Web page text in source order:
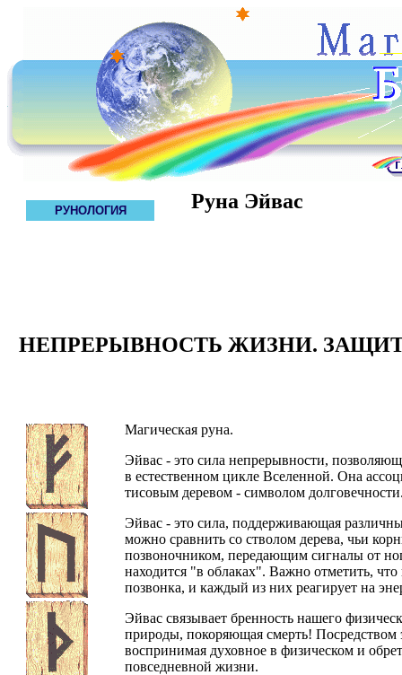
РУНОЛОГИЯ Руна Эйвас
НЕПРЕРЫВНОСТЬ ЖИЗНИ.
Магическая руна.
Эйвас - это сила непрерывности,
в естественном цикле Вселенной. Она
тисовым деревом - символом
Эйвас - это сила, поддерживающая
можно сравнить со стволом дерева, чьи
позвоночником, передающим сигналы от
находится "в облаках". Важно отметить,
позвонка, и каждый из них реагирует на
Эйвас связывает бренность нашего
природы, покоряющая смерть!
воспринимая духовное в физическом и
повседневной жизни.